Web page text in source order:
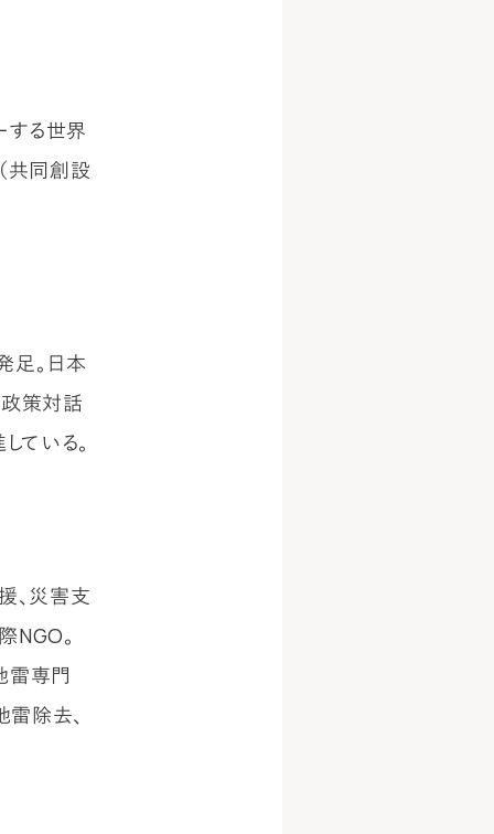
する世界
共同創設
足。日本
策対話
ている。
、災害支
NGO。
雷専門
除去、